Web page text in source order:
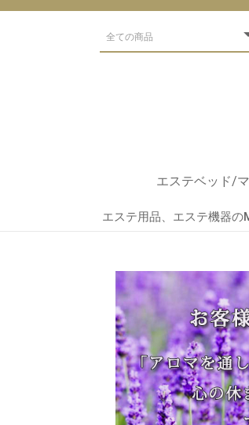
エステベッド/
ベッドブランド
低反発ベッド
アーユルベーダ
出張軽量ベッド
電動/手動エステ
フェイシャルベッ
練習用
整体ベッド
エステベッド
マッサージマット
アロマベッド
スパ・サロン
エステサロン開業
エステベッドオプ
まつエク用ベッド
エステ用品、エステ機器の